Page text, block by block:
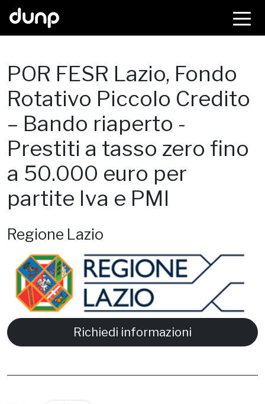
dunp
POR FESR Lazio, Fondo
Rotativo Piccolo Credito
– Bando riaperto -
Prestiti a tasso zero fino
a 50.000 euro per
partite Iva e PMI
Regione Lazio
Richiedi informazioni